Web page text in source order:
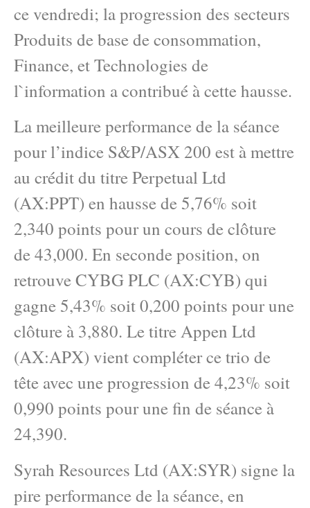
ce vendredi; la progression des secteurs
Produits de base de consommation,
Finance, et Technologies de
l`information a contribué à cette hausse.
La meilleure performance de la séance
pour l’indice S&P/ASX 200 est à mettre
au crédit du titre Perpetual Ltd
(AX:PPT) en hausse de 5,76% soit
2,340 points pour un cours de clôture
de 43,000. En seconde position, on
retrouve CYBG PLC (AX:CYB) qui
gagne 5,43% soit 0,200 points pour une
clôture à 3,880. Le titre Appen Ltd
(AX:APX) vient compléter ce trio de
tête avec une progression de 4,23% soit
0,990 points pour une fin de séance à
24,390.
Syrah Resources Ltd (AX:SYR) signe la
pire performance de la séance, en